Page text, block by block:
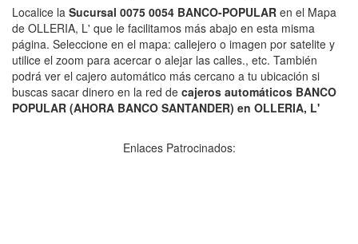
Localice la Sucursal 0075 0054 BANCO-POPULAR en el Mapa
de OLLERIA, L' que le facilitamos más abajo en esta misma
página. Seleccione en el mapa: callejero o imagen por satelite y
utilice el zoom para acercar o alejar las calles., etc. También
podrá ver el cajero automático más cercano a tu ubicación si
buscas sacar dinero en la red de cajeros automáticos BANCO
POPULAR (AHORA BANCO SANTANDER) en OLLERIA, L'
Enlaces Patrocinados: